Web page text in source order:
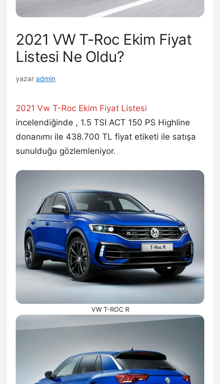
2021 VW T-Roc Ekim Fiyat
Listesi Ne Oldu?
yazar admin
2021 Vw T-Roc Ekim Fiyat Listesi
incelendiğinde , 1.5 TSI ACT 150 PS Highline
donanımı ile 438.700 TL fiyat etiketi ile satışa
sunulduğu gözlemleniyor.
VW T-ROC R